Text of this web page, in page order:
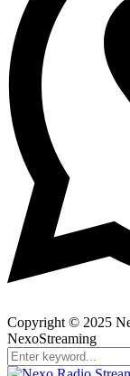
Copyright © 2025
NexoStreaming